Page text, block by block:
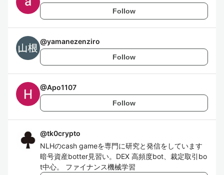
Follow
@yamanezenziro
Follow
@Apo1107
Follow
@tk0crypto
NLHのcash gameを専門に研究と発信をしています
暗号資産botter見習い。DEX 高頻度bot、裁定取引bo
t中心。 ファイナンス機械学習